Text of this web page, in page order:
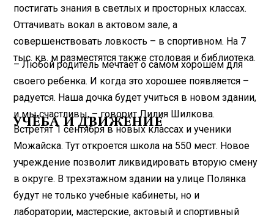
постигать знания в светлых и просторных классах.
Оттачивать вокал в актовом зале, а
совершенствовать ловкость – в спортивном. На 7
тыс. кв. м разместятся также столовая и библиотека.
– Любой родитель мечтает о самом хорошем для
своего ребенка. И когда это хорошее появляется –
радуется. Наша дочка будет учиться в новом здании,
и мы счастливы, – говорит Лилия Шилкова.
УЧЁБА И ДВИЖЕНИЕ
Встретят 1 сентября в новых классах и ученики
Можайска. Тут откроется школа на 550 мест. Новое
учреждение позволит ликвидировать вторую смену
в округе. В трехэтажном здании на улице Полянка
будут не только учебные кабинеты, но и
лаборатории, мастерские, актовый и спортивный